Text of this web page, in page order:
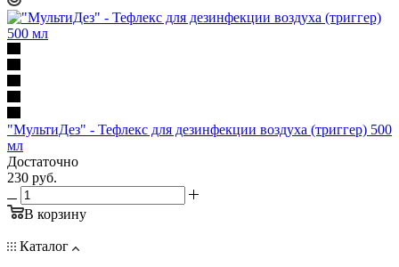
"МультиДез" - Тефлекс для дезинфекции воздуха (триггер) 500
мл
Достаточно
230 руб.
В корзину
Каталог